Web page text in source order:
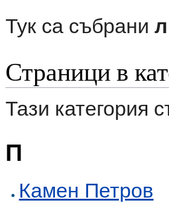
Тук са събрани
Страници в
Тази категория
П
Камен Петров